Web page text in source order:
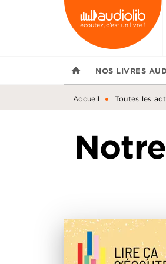
MENU
home NOS LIVRES
Accueil • Toutes les